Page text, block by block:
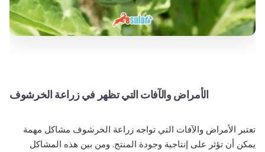
الأمراض والآفات التي تظهر في زراعة الخرشوف
تعتبر الأمراض والآفات التي تواجه زراعة الخرشوف مشاكل مهمة
يمكن أن تؤثر على إنتاجية وجودة المنتج. ومن بين هذه المشاكل